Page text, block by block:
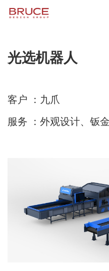
光选机器人
客户 ：九爪
服务
：外观设计、钣